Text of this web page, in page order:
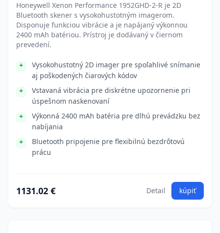
Honeywell Xenon Performance 1952GHD-2-R je 2D
Bluetooth skener s vysokohustotným imagerom.
Disponuje funkciou vibrácie a je napájaný výkonnou
2400 mAh batériou. Prístroj je dodávaný v čiernom
prevedení.
Vysokohustotný 2D imager pre spoľahlivé snímanie
aj poškodených čiarových kódov
Vstavaná vibrácia pre diskrétne upozornenie pri
úspešnom naskenovaní
Výkonná 2400 mAh batéria pre dlhú prevádzku bez
nabíjania
Bluetooth pripojenie pre flexibilnú bezdrôtovú
prácu
1131.02 € Detail kúpiť